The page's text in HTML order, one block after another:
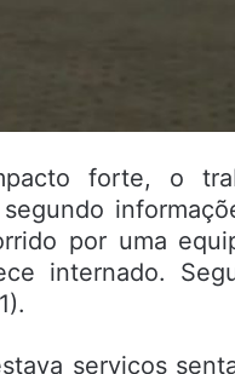
forte, o
por uma
internado.
serviços